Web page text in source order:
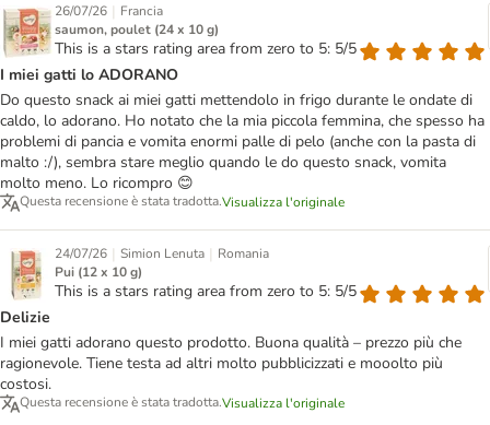
26/07/26 | Francia
saumon, poulet (24 x 10 g)
This is a stars rating area from zero to 5: 5/5
I miei gatti lo ADORANO
Do questo snack ai miei gatti mettendolo in frigo durante le ondate di
caldo, lo adorano. Ho notato che la mia piccola femmina, che spesso ha
problemi di pancia e vomita enormi palle di pelo (anche con la pasta di
malto :/), sembra stare meglio quando le do questo snack, vomita
molto meno. Lo ricompro 😊
Questa recensione è stata tradotta.Visualizza l'originale
24/07/26 | Simion Lenuta | Romania
Pui (12 x 10 g)
This is a stars rating area from zero to 5: 5/5
Delizie
I miei gatti adorano questo prodotto. Buona qualità – prezzo più che
ragionevole. Tiene testa ad altri molto pubblicizzati e mooolto più
costosi.
Questa recensione è stata tradotta.Visualizza l'originale